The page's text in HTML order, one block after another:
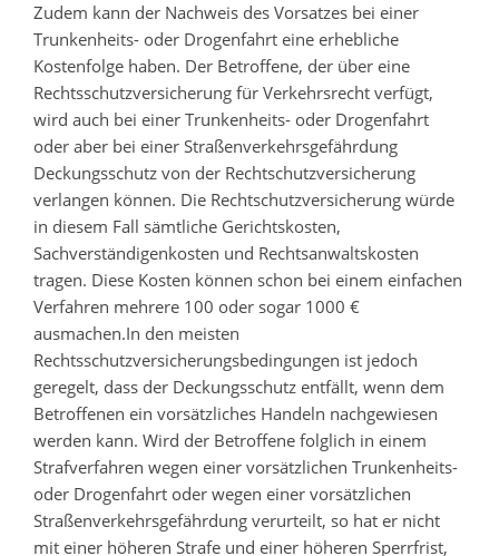
Zudem kann der Nachweis des Vorsatzes bei einer
Trunkenheits- oder Drogenfahrt eine erhebliche
Kostenfolge haben. Der Betroffene, der über eine
Rechtsschutzversicherung für Verkehrsrecht verfügt,
wird auch bei einer Trunkenheits- oder Drogenfahrt
oder aber bei einer Straßenverkehrsgefährdung
Deckungsschutz von der Rechtschutzversicherung
verlangen können. Die Rechtschutzversicherung würde
in diesem Fall sämtliche Gerichtskosten,
Sachverständigenkosten und Rechtsanwaltskosten
tragen. Diese Kosten können schon bei einem einfachen
Verfahren mehrere 100 oder sogar 1000 €
ausmachen.In den meisten
Rechtsschutzversicherungsbedingungen ist jedoch
geregelt, dass der Deckungsschutz entfällt, wenn dem
Betroffenen ein vorsätzliches Handeln nachgewiesen
werden kann. Wird der Betroffene folglich in einem
Strafverfahren wegen einer vorsätzlichen Trunkenheits-
oder Drogenfahrt oder wegen einer vorsätzlichen
Straßenverkehrsgefährdung verurteilt, so hat er nicht
mit einer höheren Strafe und einer höheren Sperrfrist,